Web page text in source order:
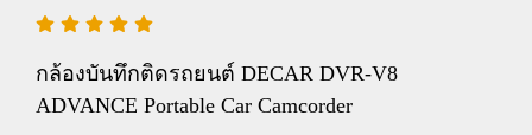
กล้องบันทึกติดรถยนต์ DECAR DVR-V8
ADVANCE Portable Car Camcorder